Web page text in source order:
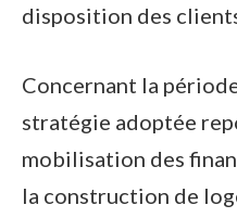
disposition des clients
Concernant la
stratégie adoptée
mobilisation des
la construction de